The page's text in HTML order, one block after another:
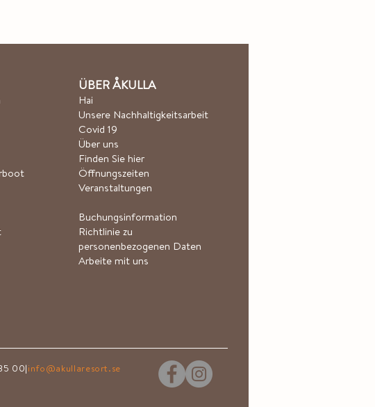
ÜBER ÅKULLA
Hai
Unsere Nachhaltigkeitsarbeit
Covid 19
Über uns
Finden Sie hier
Öffnungszeiten
Veranstaltungen
Buchungsinformation
Richtlinie zu
personenbezogenen Daten
Arbeite mit uns
00|info@akullaresort.se